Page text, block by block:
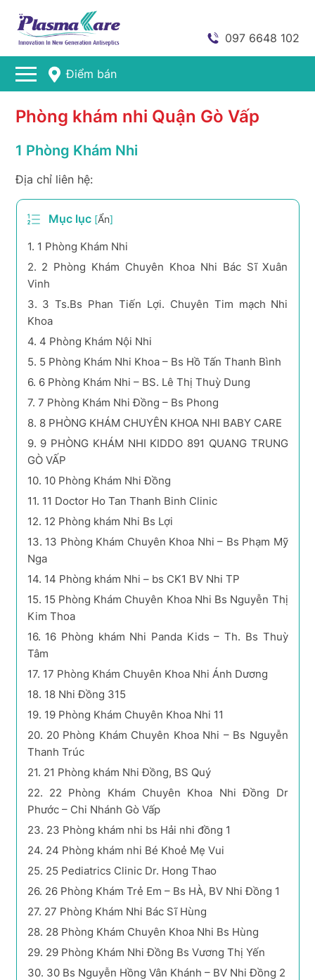
097 6648 102
Điểm bán
Phòng khám nhi Quận Gò Vấp
1 Phòng Khám Nhi
Địa chỉ liên hệ:
Mục lục [Ẩn]
1. 1 Phòng Khám Nhi
2. 2 Phòng Khám Chuyên Khoa Nhi Bác Sĩ Xuân
Vinh
3. 3 Ts.Bs Phan Tiến Lợi. Chuyên Tim mạch Nhi
Khoa
4. 4 Phòng Khám Nội Nhi
5. 5 Phòng Khám Nhi Khoa – Bs Hồ Tấn Thanh Bình
6. 6 Phòng Khám Nhi – BS. Lê Thị Thuỳ Dung
7. 7 Phòng Khám Nhi Đồng – Bs Phong
8. 8 PHÒNG KHÁM CHUYÊN KHOA NHI BABY CARE
9. 9 PHÒNG KHÁM NHI KIDDO 891 QUANG TRUNG
GÒ VẤP
10. 10 Phòng Khám Nhi Đồng
11. 11 Doctor Ho Tan Thanh Binh Clinic
12. 12 Phòng khám Nhi Bs Lợi
13. 13 Phòng Khám Chuyên Khoa Nhi – Bs Phạm Mỹ
Nga
14. 14 Phòng khám Nhi – bs CK1 BV Nhi TP
15. 15 Phòng Khám Chuyên Khoa Nhi Bs Nguyễn Thị
Kim Thoa
16. 16 Phòng khám Nhi Panda Kids – Th. Bs Thuỳ
Tâm
17. 17 Phòng Khám Chuyên Khoa Nhi Ánh Dương
18. 18 Nhi Đồng 315
19. 19 Phòng Khám Chuyên Khoa Nhi 11
20. 20 Phòng Khám Chuyên Khoa Nhi – Bs Nguyễn
Thanh Trúc
21. 21 Phòng khám Nhi Đồng, BS Quý
22. 22 Phòng Khám Chuyên Khoa Nhi Đồng Dr
Phước – Chi Nhánh Gò Vấp
23. 23 Phòng khám nhi bs Hải nhi đồng 1
24. 24 Phòng khám nhi Bé Khoẻ Mẹ Vui
25. 25 Pediatrics Clinic Dr. Hong Thao
26. 26 Phòng Khám Trẻ Em – Bs HÀ, BV Nhi Đồng 1
27. 27 Phòng Khám Nhi Bác Sĩ Hùng
28. 28 Phòng Khám Chuyên Khoa Nhi Bs Hùng
29. 29 Phòng Khám Nhi Đồng Bs Vương Thị Yến
30. 30 Bs Nguyễn Hồng Vân Khánh – BV Nhi Đồng 2